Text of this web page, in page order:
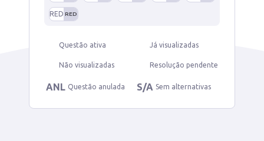
RED RED
Questão ativa Já visualizadas
Não visualizadas Resolução pendente
ANL Questão anulada S/A Sem alternativas